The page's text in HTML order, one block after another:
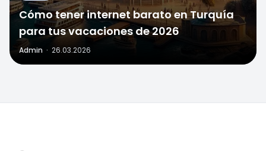
Cómo tener internet barato en Turquía
para tus vacaciones de 2026
Admin · 26.03.2026